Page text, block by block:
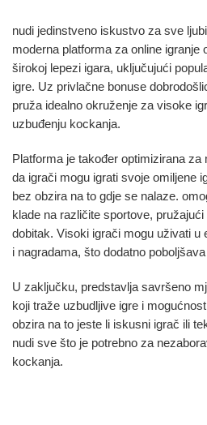
nudi jedinstveno iskustvo za sve
moderna platforma za online igranje
širokoj lepezi igara, uključujući
igre. Uz privlačne bonuse
pruža idealno okruženje za visoke
uzbuđenju kockanja.
Platforma je također optimizirana za
da igrači mogu igrati svoje omiljene
bez obzira na to gdje se nalaze.
klade na različite sportove,
dobitak. Visoki igrači mogu uživati
i nagradama, što dodatno
U zaključku, predstavlja savršeno
koji traže uzbudljive igre i
obzira na to jeste li iskusni igrač ili
nudi sve što je potrebno za
kockanja.